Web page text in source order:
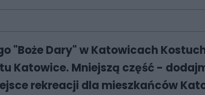
"Boże Dary" w Katowicach
Katowice. Mniejszą część -
rekreacji dla mieszkańców